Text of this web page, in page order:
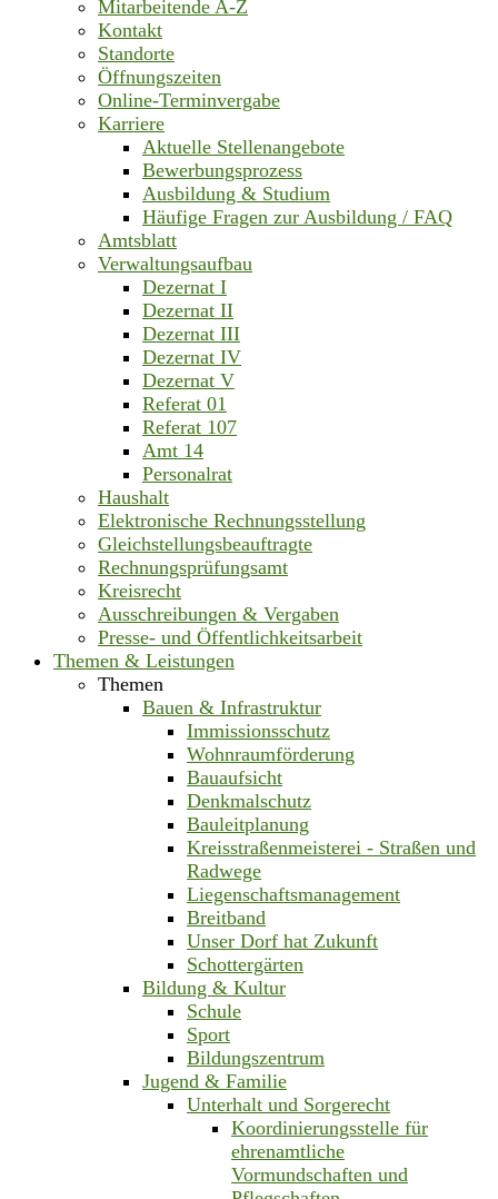
Mitarbeitende A-Z
Kontakt
Standorte
Öffnungszeiten
Online-Terminvergabe
Karriere
Aktuelle Stellenangebote
Bewerbungsprozess
Ausbildung & Studium
Häufige Fragen zur Ausbildung / FAQ
Amtsblatt
Verwaltungsaufbau
Dezernat I
Dezernat II
Dezernat III
Dezernat IV
Dezernat V
Referat 01
Referat 107
Amt 14
Personalrat
Haushalt
Elektronische Rechnungsstellung
Gleichstellungsbeauftragte
Rechnungsprüfungsamt
Kreisrecht
Ausschreibungen & Vergaben
Presse- und Öffentlichkeitsarbeit
Themen & Leistungen
Themen
Bauen & Infrastruktur
Immissionsschutz
Wohnraumförderung
Bauaufsicht
Denkmalschutz
Bauleitplanung
Kreisstraßenmeisterei - Straßen und
Radwege
Liegenschaftsmanagement
Breitband
Unser Dorf hat Zukunft
Schottergärten
Bildung & Kultur
Schule
Sport
Bildungszentrum
Jugend & Familie
Unterhalt und Sorgerecht
Koordinierungsstelle für
ehrenamtliche
Vormundschaften und